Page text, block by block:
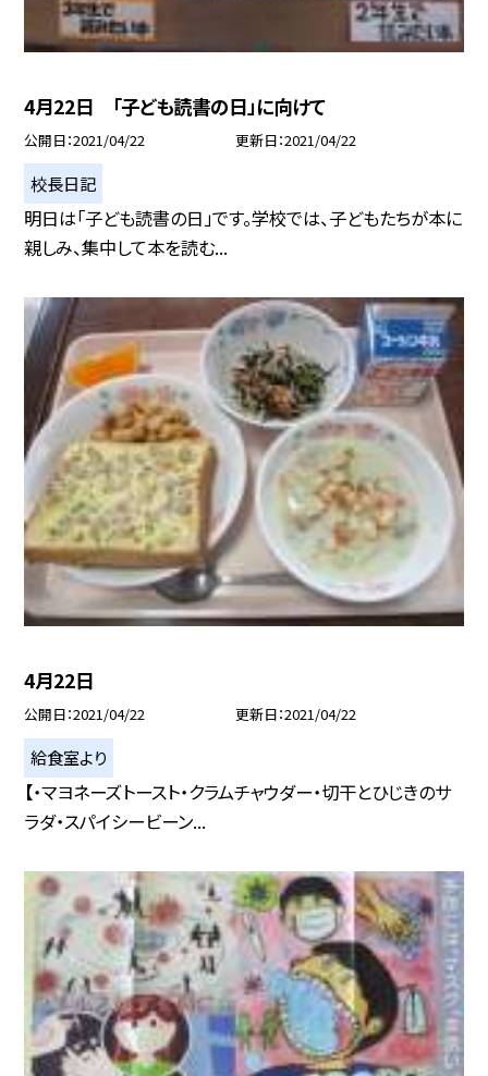
4月22日 「子ども読書の日」に向けて
公開日 2021/04/22 更新日 2021/04/22
校長日記
明日は「子ども読書の日」です。学校では、子どもたちが本に
親しみ、集中して本を読む...
4月22日
公開日 2021/04/22 更新日 2021/04/22
給食室より
【・マヨネーズトースト・クラムチャウダー・切干とひじきのサ
ラダ・スパイシービーン...